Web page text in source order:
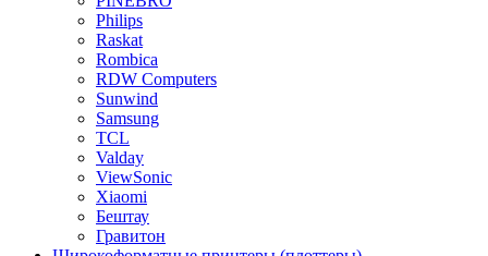
Philips
Raskat
Rombica
RDW Computers
Sunwind
Samsung
TCL
Valday
ViewSonic
Xiaomi
Бештау
Гравитон